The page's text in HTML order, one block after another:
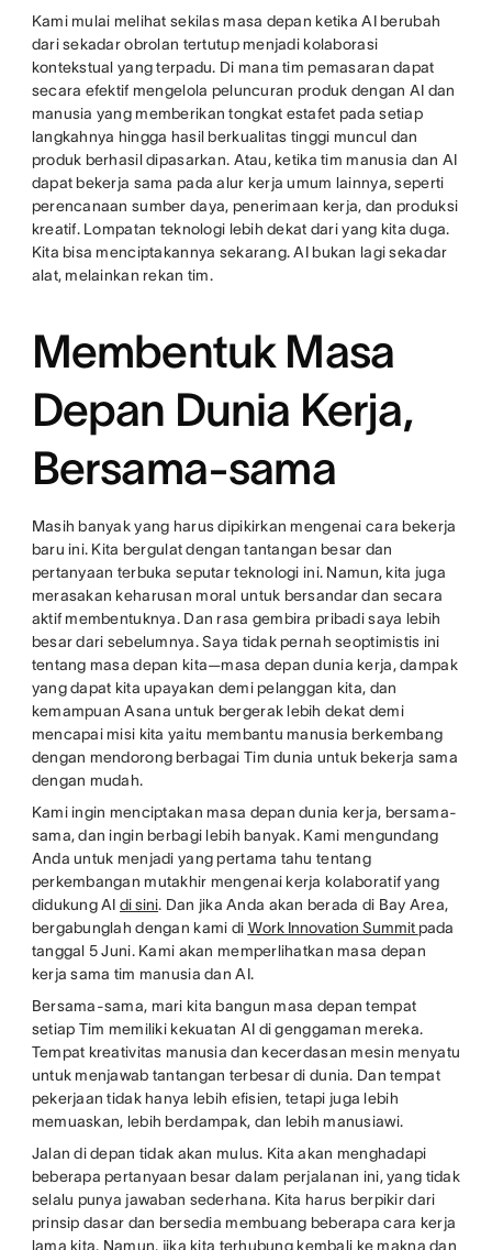
Kami mulai melihat sekilas masa depan ketika AI berubah
dari sekadar obrolan tertutup menjadi kolaborasi
kontekstual yang terpadu. Di mana tim pemasaran dapat
secara efektif mengelola peluncuran produk dengan AI dan
manusia yang memberikan tongkat estafet pada setiap
langkahnya hingga hasil berkualitas tinggi muncul dan
produk berhasil dipasarkan. Atau, ketika tim manusia dan AI
dapat bekerja sama pada alur kerja umum lainnya, seperti
perencanaan sumber daya, penerimaan kerja, dan produksi
kreatif. Lompatan teknologi lebih dekat dari yang kita duga.
Kita bisa menciptakannya sekarang. AI bukan lagi sekadar
alat, melainkan rekan tim.
Membentuk Masa
Depan Dunia Kerja,
Bersama-sama
Masih banyak yang harus dipikirkan mengenai cara bekerja
baru ini. Kita bergulat dengan tantangan besar dan
pertanyaan terbuka seputar teknologi ini. Namun, kita juga
merasakan keharusan moral untuk bersandar dan secara
aktif membentuknya. Dan rasa gembira pribadi saya lebih
besar dari sebelumnya. Saya tidak pernah seoptimistis ini
tentang masa depan kita—masa depan dunia kerja, dampak
yang dapat kita upayakan demi pelanggan kita, dan
kemampuan Asana untuk bergerak lebih dekat demi
mencapai misi kita yaitu membantu manusia berkembang
dengan mendorong berbagai Tim dunia untuk bekerja sama
dengan mudah.
Kami ingin menciptakan masa depan dunia kerja, bersama-
sama, dan ingin berbagi lebih banyak. Kami mengundang
Anda untuk menjadi yang pertama tahu tentang
perkembangan mutakhir mengenai kerja kolaboratif yang
didukung AIdi sini. Dan jika Anda akan berada di Bay Area,
bergabunglah dengan kami di Work Innovation Summit pada
tanggal 5 Juni. Kami akan memperlihatkan masa depan
kerja sama tim manusia dan AI.
Bersama-sama, mari kita bangun masa depan tempat
setiap Tim memiliki kekuatan AI di genggaman mereka.
Tempat kreativitas manusia dan kecerdasan mesin menyatu
untuk menjawab tantangan terbesar di dunia. Dan tempat
pekerjaan tidak hanya lebih efisien, tetapi juga lebih
memuaskan, lebih berdampak, dan lebih manusiawi.
Jalan di depan tidak akan mulus. Kita akan menghadapi
beberapa pertanyaan besar dalam perjalanan ini, yang tidak
selalu punya jawaban sederhana. Kita harus berpikir dari
prinsip dasar dan bersedia membuang beberapa cara kerja
lama kita. Namun, jika kita terhubung kembali ke makna dan